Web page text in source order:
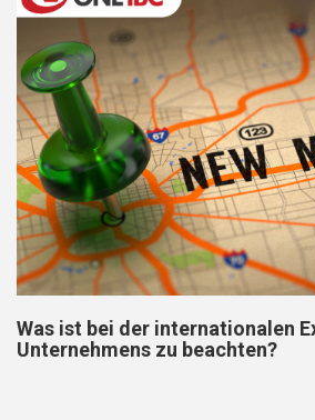
Was ist bei der internationalen
Unternehmens zu beachten?